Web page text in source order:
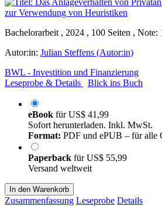
Bachelorarbeit , 2024 , 100 Seiten , Note:
Autor:in: Julian Steffens (Autor:in)
BWL - Investition und Finanzierung
Leseprobe & Details
Blick ins Buch
eBook fürUS$ 41,99
Sofort herunterladen. Inkl. MwSt.
Format: PDF und ePUB – für alle
Paperback fürUS$ 55,99
Versand weltweit
In den Warenkorb
Zusammenfassung Leseprobe Details